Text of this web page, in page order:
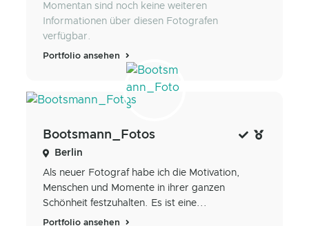
Momentan sind noch keine weiteren
Informationen über diesen Fotografen
verfügbar.
Portfolio ansehen
Bootsmann_Fotos
Berlin
Als neuer Fotograf habe ich die Motivation,
Menschen und Momente in ihrer ganzen
Schönheit festzuhalten. Es ist eine...
Portfolio ansehen